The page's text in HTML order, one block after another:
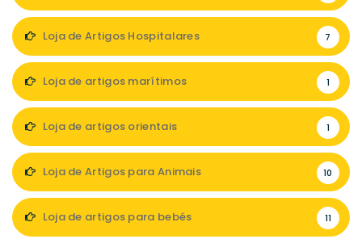
Loja de Artigos Hospitalares 7
Loja de artigos marítimos 1
Loja de artigos orientais 1
Loja de Artigos para Animais 10
Loja de artigos para bebés 11